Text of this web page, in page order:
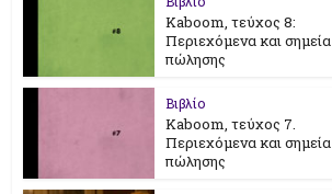
Kaboom, τεύχος 8:
Περιεχόμενα και σημεία
πώλησης
Βιβλίο
Kaboom, τεύχος 7.
Περιεχόμενα και σημεία
πώλησης